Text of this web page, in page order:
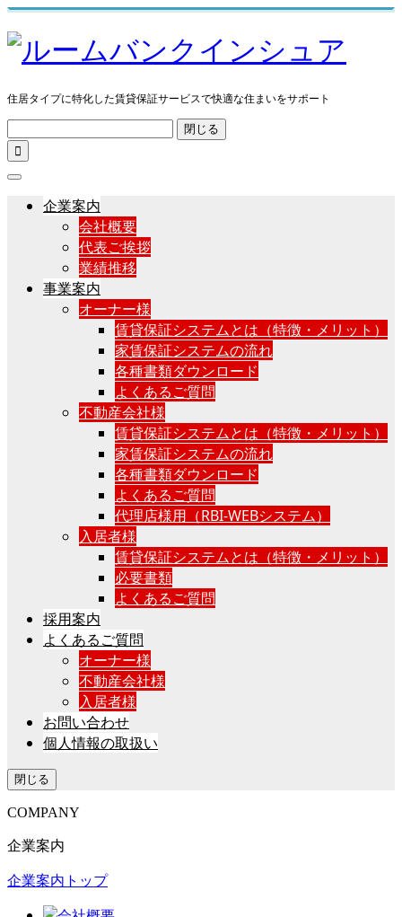
住居タイプに特化した賃貸保証サービスで快適な住まいをサポート
閉じる

企業案内
会社概要
代表ご挨拶
業績推移
事業案内
オーナー様
賃貸保証システムとは（特徴・メリット）
家賃保証システムの流れ
各種書類ダウンロード
よくあるご質問
不動産会社様
賃貸保証システムとは（特徴・メリット）
家賃保証システムの流れ
各種書類ダウンロード
よくあるご質問
代理店様用（RBI-WEBシステム）
入居者様
賃貸保証システムとは（特徴・メリット）
必要書類
よくあるご質問
採用案内
よくあるご質問
オーナー様
不動産会社様
入居者様
お問い合わせ
個人情報の取扱い
閉じる
COMPANY
企業案内
企業案内トップ